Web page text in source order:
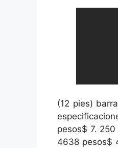
(12 pies)
pesos$ 7.
4638 pesos$